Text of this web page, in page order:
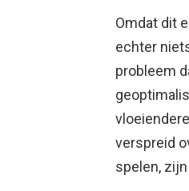
Omdat dit
echter
probleem
verspreid
spelen,